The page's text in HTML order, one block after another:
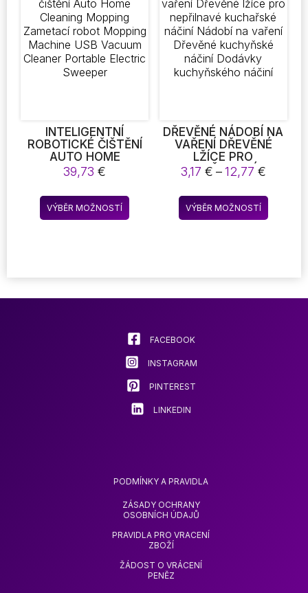
Možnosti
vybrat
na
lze
vybrat
na
stránce
INTELIGENTNÍ
ROBOTICKÉ ČIŠTĚNÍ
AUTO HOME
CLEANING MOPPING
ZAMETACÍ ROBOT
MOPPING MACHINE
USB VACUUM
CLEANER PORTABLE
39,73€
VÝBĚR MOŽNOSTÍ
Tento
produkt
Možnosti
stránce
produktu
DŘEVĚNÉ NÁDOBÍ NA
VAŘENÍ DŘEVĚNÉ
LŽÍCE PRO
NEPŘILNAVÉ
KUCHAŘSKÉ NÁČINÍ
NÁDOBÍ NA VAŘENÍ
DŘEVĚNÉ
KUCHYŇSKÉ NÁČINÍ
3,17 € –12,77 €Rozpětí
3,17 €
až
VÝBĚR MOŽNOSTÍ
Tento
produkt
FACEBOOK
INSTAGRAM
PINTEREST
LINKEDIN
PODMÍNKY A PRAVIDLA
ZÁSADY OCHRANY
OSOBNÍCH ÚDAJŮ
PRAVIDLA PRO VRACENÍ
ZBOŽÍ
ŽÁDOST O VRÁCENÍ
PENĚZ